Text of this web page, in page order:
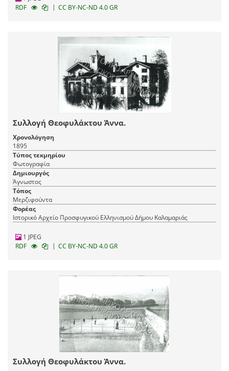
RDF
| CC BY-NC-ND 4.0 GR
Συλλογή Θεοφυλάκτου Άννα.
Χρονολόγηση
1895
Τύπος τεκμηρίου
Φωτογραφία
Δημιουργός
Άγνωστος
Τόπος
Μερζιφούντα
Φορέας
Ιστορικό Αρχείο Προσφυγικού Ελληνισμού Δήμου Καλαμαριάς
1 JPEG
RDF
| CC BY-NC-ND 4.0 GR
Συλλογή Θεοφυλάκτου Άννα.